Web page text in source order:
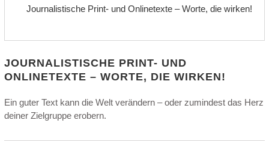
JOURNALISTISCHE PRINT- UND
ONLINETEXTE – WORTE, DIE WIRKEN!
Ein guter Text kann die Welt verändern – oder zumindest das Herz
deiner Zielgruppe erobern.